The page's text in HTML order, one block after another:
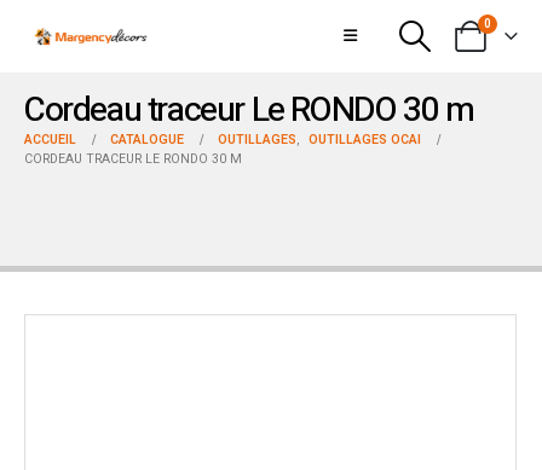
0
Cordeau traceur Le RONDO 30 m
ACCUEIL CATALOGUE OUTILLAGES, OUTILLAGES OCAI
CORDEAU TRACEUR LE RONDO 30 M